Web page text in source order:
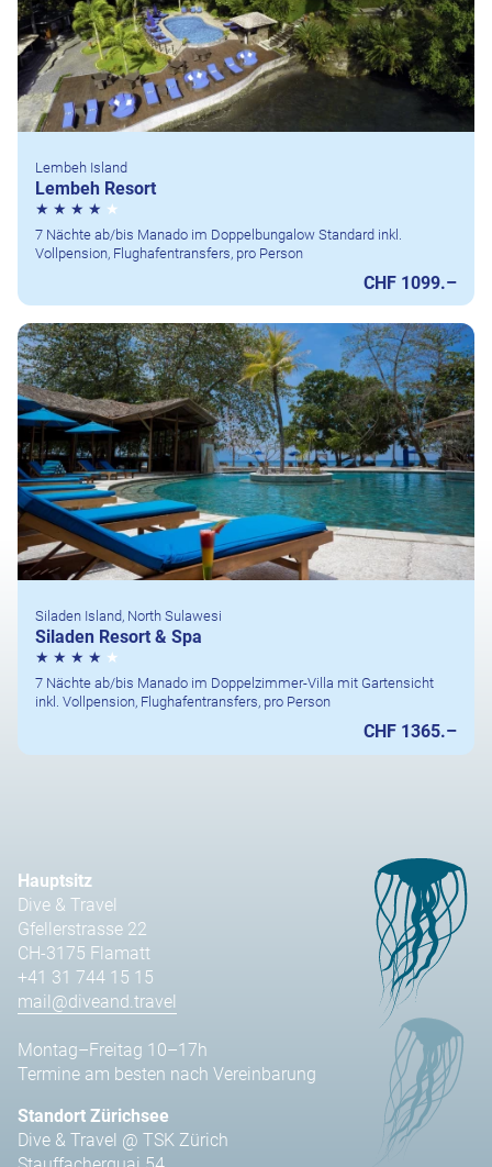
Lembeh Island
Lembeh Resort
7 Nächte ab/bis Manado im Doppelbungalow Standard inkl.
Vollpension, Flughafentransfers, pro Person
CHF 1099.–
Siladen Island, North Sulawesi
Siladen Resort & Spa
7 Nächte ab/bis Manado im Doppelzimmer-Villa mit Gartensicht
inkl. Vollpension, Flughafentransfers, pro Person
CHF 1365.–
Hauptsitz
Dive & Travel
Gfellerstrasse 22
CH-3175 Flamatt
+41 31 744 15 15
mail@diveand.travel
Montag–Freitag 10–17h
Termine am besten nach Vereinbarung
Standort Zürichsee
Dive & Travel @ TSK Zürich